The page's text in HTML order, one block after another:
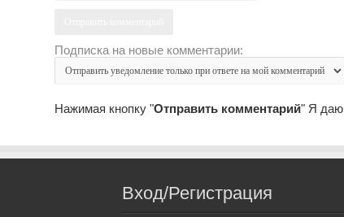
Подписка на новые комментарии:
Нажимая кнопку "Отправить комментарий" Я даю
Вход/Регистрация